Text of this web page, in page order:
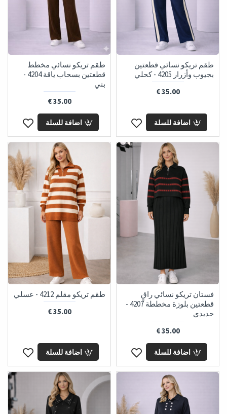
طقم تريكو نسائي قطعتين
بجيوب وأزرار 4205 - كحلي
35.00 €
اضافة للسلة
طقم تريكو نسائي مخطط
قطعتين بسحاب ياقة 4204 -
بني
35.00 €
اضافة للسلة
فستان تريكو نسائي راقٍ
قطعتين بلوزة مخططة 4207 -
حديدي
35.00 €
اضافة للسلة
طقم تريكو مقلم 4212 - عسلي
35.00 €
اضافة للسلة